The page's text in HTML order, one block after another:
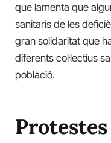
que lamenta que
sanitaris de les
gran solidaritat que
diferents col·lectius
població.